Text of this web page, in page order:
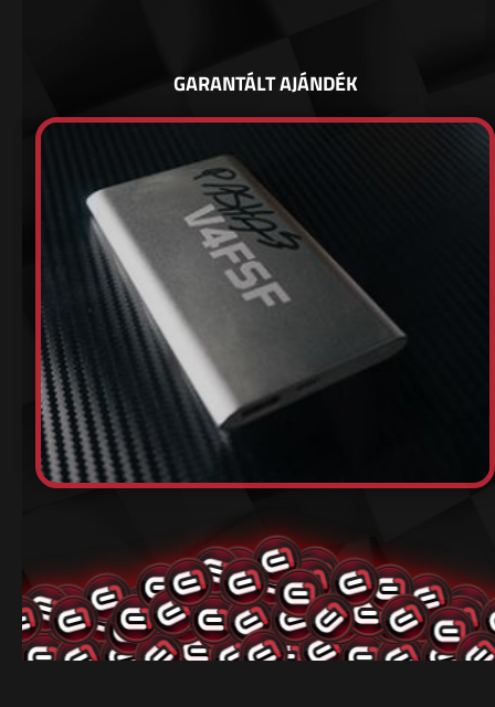
GARANTÁLT AJÁNDÉK